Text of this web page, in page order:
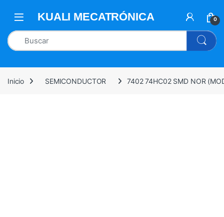
0
Inicio SEMICONDUCTOR 7402 74HC02 SMD NOR